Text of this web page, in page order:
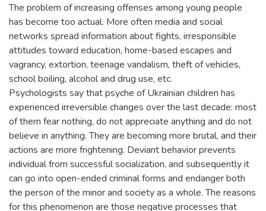
The problem of increasing offenses among young people
has become too actual. More often media and social
networks spread information about fights, irresponsible
attitudes toward education, home-based escapes and
vagrancy, extortion, teenage vandalism, theft of vehicles,
school boiling, alcohol and drug use, etc.
Psychologists say that psyche of Ukrainian children has
experienced irreversible changes over the last decade: most
of them fear nothing, do not appreciate anything and do not
believe in anything. They are becoming more brutal, and their
actions are more frightening. Deviant behavior prevents
individual from successful socialization, and subsequently it
can go into open-ended criminal forms and endanger both
the person of the minor and society as a whole. The reasons
for this phenomenon are those negative processes that